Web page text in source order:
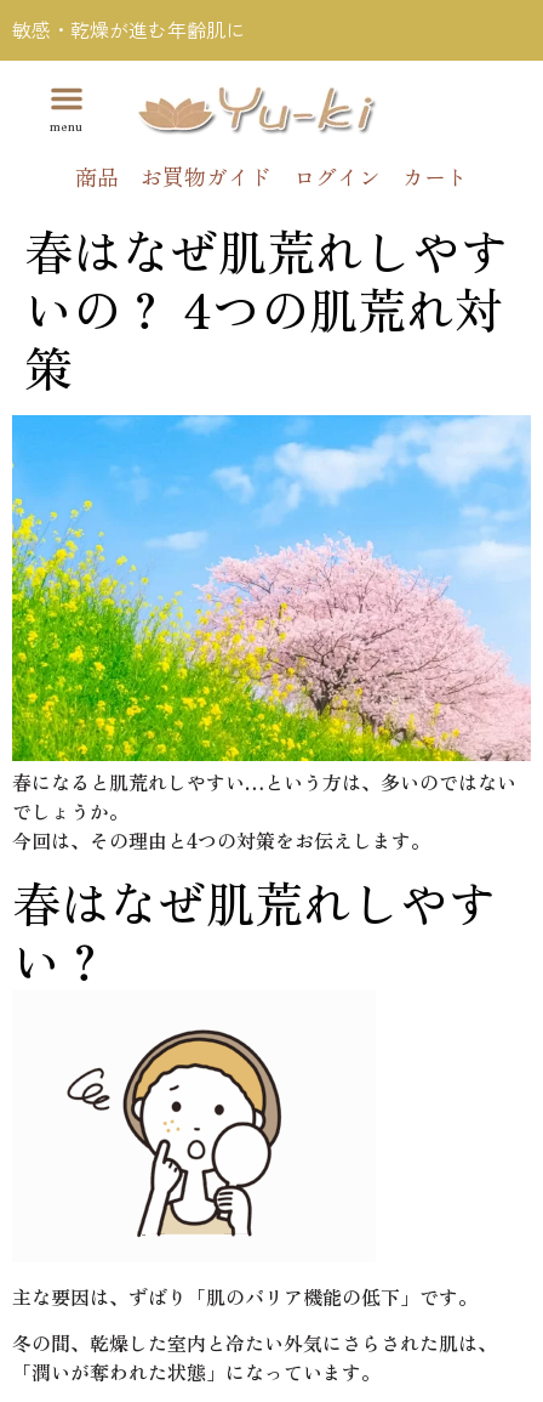
敏感・乾燥が進む年齢肌に
商品 お買物ガイド ログイン カート
春はなぜ肌荒れしやす
いの？ 4つの肌荒れ対
策
春になると肌荒れしやすい…という方は、多いのではない
でしょうか。
今回は、その理由と4つの対策をお伝えします。
春はなぜ肌荒れしやす
い？
主な要因は、ずばり「肌のバリア機能の低下」です。
冬の間、乾燥した室内と冷たい外気にさらされた肌は、
「潤いが奪われた状態」になっています。